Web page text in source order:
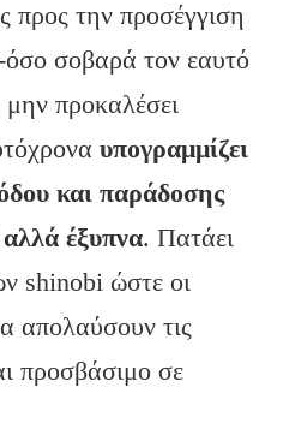
προς την προσέγγιση
σοβαρά τον εαυτό
προκαλέσει
υπογραμμίζει
και παράδοσης
έξυπνα. Πατάει
shinobi ώστε οι
απολαύσουν τις
προσβάσιμο σε